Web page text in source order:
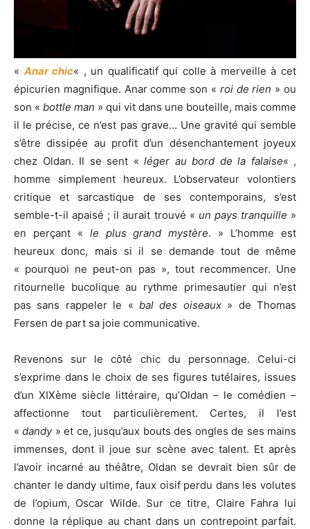
« Anar chic« , un qualificatif qui colle à merveille à cet
épicurien magnifique. Anar comme son « roi de rien » ou
son « bottle man » qui vit dans une bouteille, mais comme
il le précise, ce n’est pas grave… Une gravité qui semble
s’être dissipée au profit d’un désenchantement joyeux
chez Oldan. Il se sent « léger au bord de la falaise« ,
homme simplement heureux. L’observateur volontiers
critique et sarcastique de ses contemporains, s’est
semble-t-il apaisé ; il aurait trouvé « un pays tranquille »
en perçant « le plus grand mystère. » L’homme est
heureux donc, mais si il se demande tout de même
« pourquoi ne peut-on pas », tout recommencer. Une
ritournelle bucolique au rythme primesautier qui n’est
pas sans rappeler le « bal des oiseaux» de Thomas
Fersen de part sa joie communicative.
Revenons sur le côté chic du personnage. Celui-ci
s’exprime dans le choix de ses figures tutélaires, issues
d’un XIXème siècle littéraire, qu’Oldan – le comédien –
affectionne tout particulièrement. Certes, il l’est
«dandy» et ce, jusqu’aux bouts des ongles de ses mains
immenses, dont il joue sur scène avec talent. Et après
l’avoir incarné au théâtre, Oldan se devrait bien sûr de
chanter le dandy ultime, faux oisif perdu dans les volutes
de l’opium, Oscar Wilde. Sur ce titre, Claire Fahra lui
donne la réplique au chant dans un contrepoint parfait.